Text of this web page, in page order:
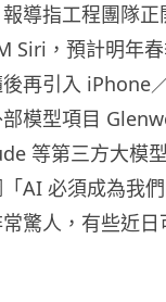
導指工程團隊正
Siri，預計明年
再引入 iPhone
模型項目
等第三方大模
AI 必須成為我
驚人，有些近